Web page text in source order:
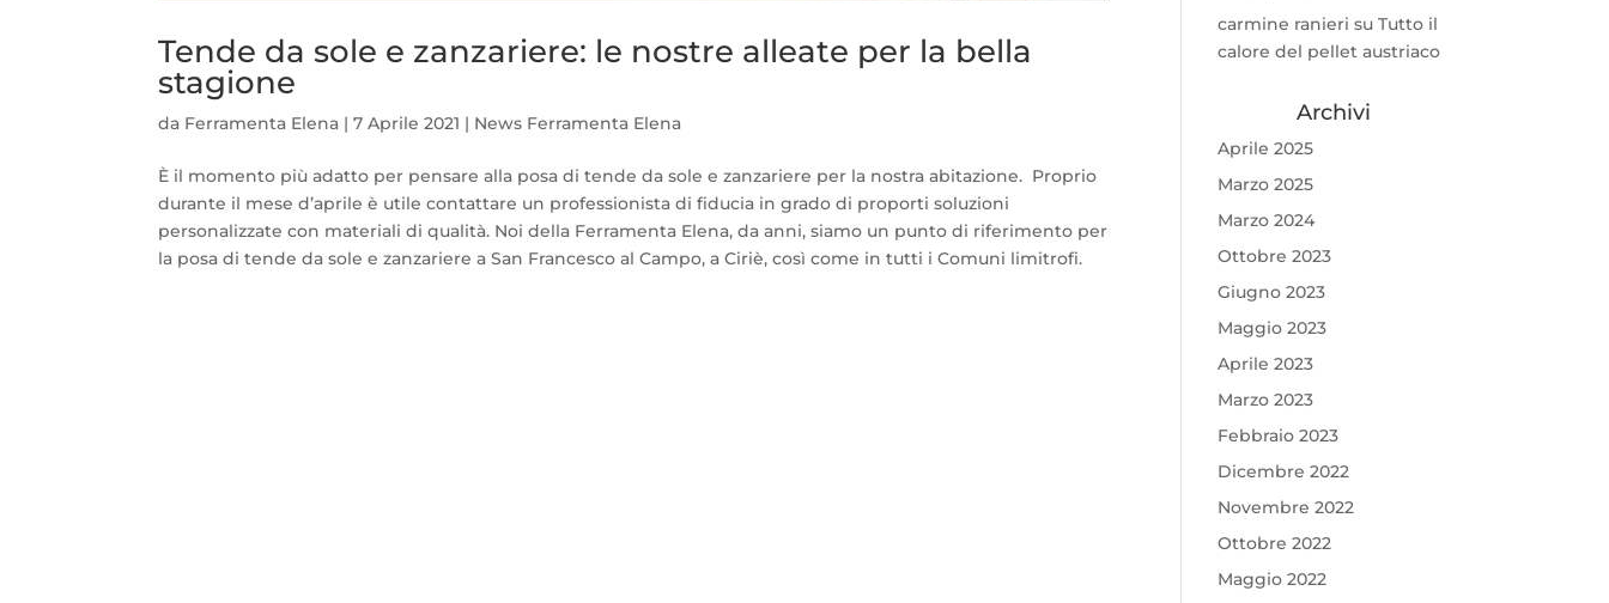
Tende da sole e zanzariere: le nostre alleate per la bella
stagione
da Ferramenta Elena | 7 Aprile 2021 | News Ferramenta Elena
È il momento più adatto per pensare alla posa di tende da sole e zanzariere per la nostra abitazione. Proprio
durante il mese d’aprile è utile contattare un professionista di fiducia in grado di proporti soluzioni
personalizzate con materiali di qualità. Noi della Ferramenta Elena, da anni, siamo un punto di riferimento per
la posa di tende da sole e zanzariere a San Francesco al Campo, a Ciriè, così come in tutti i Comuni limitrofi.
carmine ranieri su Tutto il
calore del pellet austriaco
Archivi
Aprile 2025
Marzo 2025
Marzo 2024
Ottobre 2023
Giugno 2023
Maggio 2023
Aprile 2023
Marzo 2023
Febbraio 2023
Dicembre 2022
Novembre 2022
Ottobre 2022
Maggio 2022